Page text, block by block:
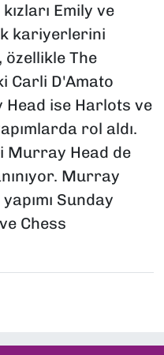
Emily ve
kariyerlerini
The
Carli D'Amato
Head ise Harlots ve
rol aldı.
Murray Head de
Murray
Sunday
Chess